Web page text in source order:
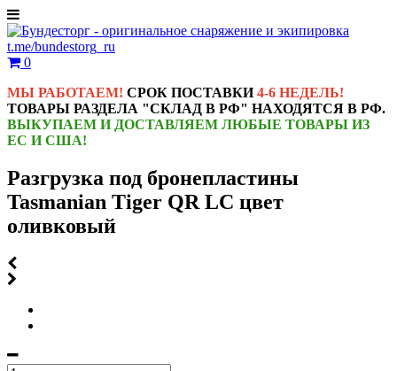
t.me/bundestorg_ru
0
МЫ РАБОТАЕМ! СРОК ПОСТАВКИ4-6 НЕДЕЛЬ!
ТОВАРЫ РАЗДЕЛА "СКЛАД В РФ" НАХОДЯТСЯ В РФ.
ВЫКУПАЕМ И ДОСТАВЛЯЕМ ЛЮБЫЕ ТОВАРЫ ИЗ
ЕС И США!
Разгрузка под бронепластины
Tasmanian Tiger QR LC цвет
оливковый